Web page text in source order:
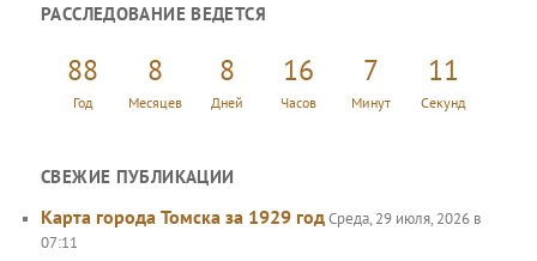
с
РАССЛЕДОВАНИЕ ВЕДЕТСЯ
88
Год
8
Месяцев
8
Дней
16
Часов
7
Минут
12
Секунд
СВЕЖИЕ ПУБЛИКАЦИИ
Карта города Томска за 1929 годСреда, 29 июля, 2026 в
07:11